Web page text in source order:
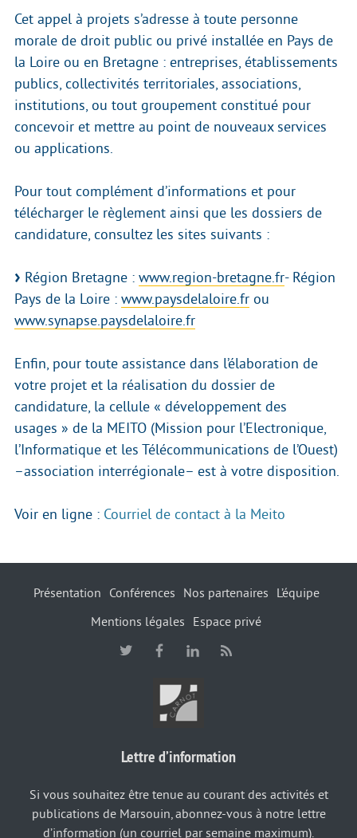
Cet appel à projets s’adresse à toute personne
morale de droit public ou privé installée en Pays de
la Loire ou en Bretagne : entreprises, établissements
publics, collectivités territoriales, associations,
institutions, ou tout groupement constitué pour
concevoir et mettre au point de nouveaux services
ou applications.
Pour tout complément d’informations et pour
télécharger le règlement ainsi que les dossiers de
candidature, consultez les sites suivants :
Région Bretagne : www.region-bretagne.fr- Région
Pays de la Loire : www.paysdelaloire.fr ou
www.synapse.paysdelaloire.fr
Enfin, pour toute assistance dans l’élaboration de
votre projet et la réalisation du dossier de
candidature, la cellule « développement des
usages » de la MEITO (Mission pour l’Electronique,
l’Informatique et les Télécommunications de l’Ouest)
–association interrégionale– est à votre disposition.
Voir en ligne : Courriel de contact à la Meito
Présentation Conférences Nos partenaires
L’équipe
Mentions légales
Espace privé
Lettre d’information
Si vous souhaitez être tenue au courant des activités et
publications de Marsouin, abonnez-vous à notre lettre
d’information (un courriel par semaine maximum).